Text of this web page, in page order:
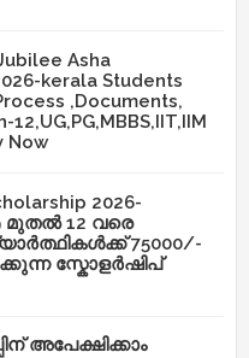
Asha
kerala Students
,Documents,
Now
2026-
മുതൽ 12 വരെ
75000/-
സ്കോളർഷിപ്
അപേക്ഷിക്കാം